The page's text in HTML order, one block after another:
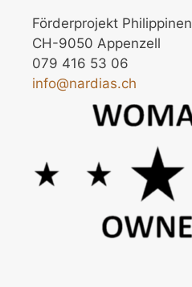
Förderprojekt Philippinen
CH-9050 Appenzell
079 416 53 06
info@nardias.ch